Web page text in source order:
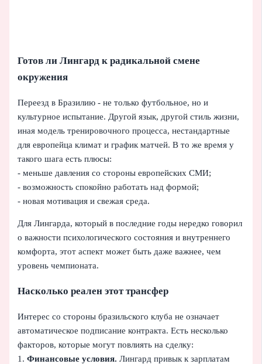
Готов ли Лингард к радикальной смене
окружения
Переезд в Бразилию - не только футбольное, но и
культурное испытание. Другой язык, другой стиль жизни,
иная модель тренировочного процесса, нестандартные
для европейца климат и график матчей. В то же время у
такого шага есть плюсы:
- меньше давления со стороны европейских СМИ;
- возможность спокойно работать над формой;
- новая мотивация и свежая среда.
Для Лингарда, который в последние годы нередко говорил
о важности психологического состояния и внутреннего
комфорта, этот аспект может быть даже важнее, чем
уровень чемпионата.
Насколько реален этот трансфер
Интерес со стороны бразильского клуба не означает
автоматическое подписание контракта. Есть несколько
факторов, которые могут повлиять на сделку:
1.Финансовые условия. Лингард привык к зарплатам